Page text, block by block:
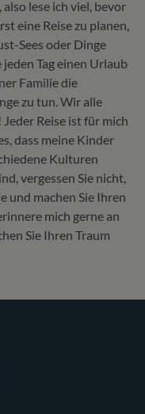
lese ich viel, bevor
eine Reise zu planen,
Sees oder Dinge
jeden Tag einen Urlaub
Familie die
zu tun. Wir alle
Reise ist für mich
dass meine Kinder
Kulturen
vergessen Sie nicht,
und machen Sie Ihren
mich gerne an
Sie Ihren Traum